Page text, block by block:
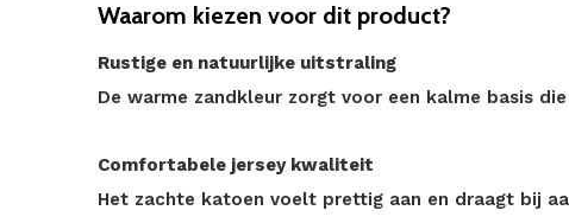
Waarom kiezen voor dit product?
Rustige en natuurlijke uitstraling
De warme zandkleur zorgt voor een kalme basis
Comfortabele jersey kwaliteit
Het zachte katoen voelt prettig aan en draagt bij